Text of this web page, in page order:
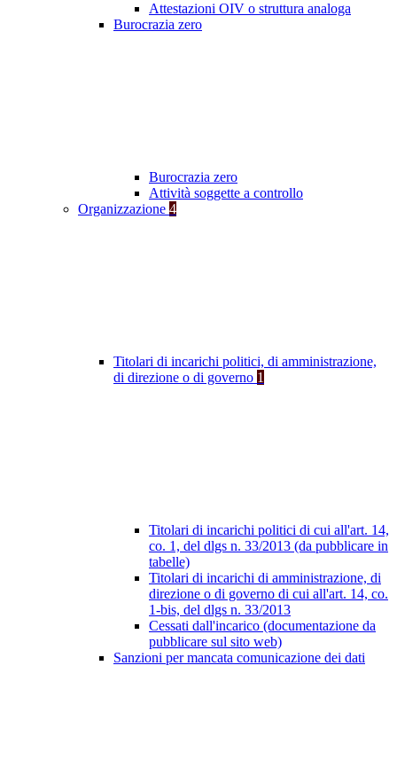
Attestazioni OIV o struttura analoga
Burocrazia zero
Burocrazia zero
Attività soggette a controllo
Organizzazione 4
Titolari di incarichi politici, di amministrazione,
di direzione o di governo 1
Titolari di incarichi politici di cui all'art. 14,
co. 1, del dlgs n. 33/2013 (da pubblicare in
tabelle)
Titolari di incarichi di amministrazione, di
direzione o di governo di cui all'art. 14, co.
1-bis, del dlgs n. 33/2013
Cessati dall'incarico (documentazione da
pubblicare sul sito web)
Sanzioni per mancata comunicazione dei dati